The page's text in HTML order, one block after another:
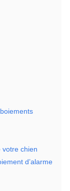
votre chien
d’alarme